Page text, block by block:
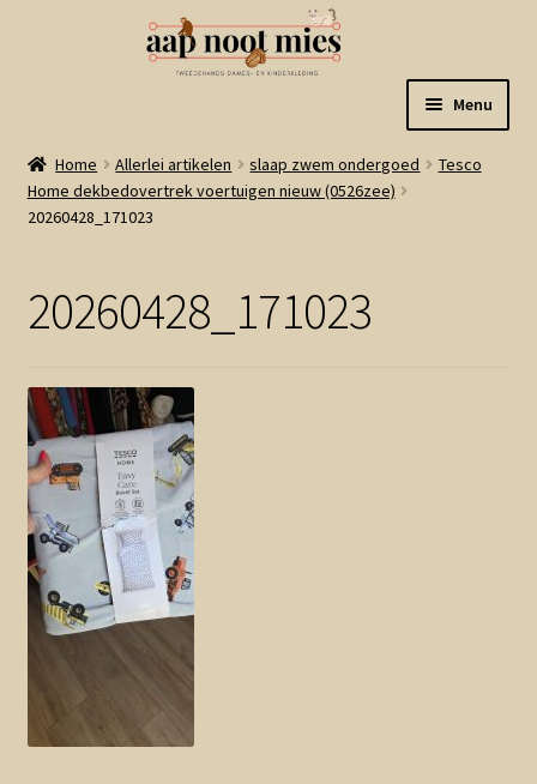
naar
navigatie
de
inhoud
Menu
Welkom
Gastenboek
Winkelmand
Linkjes
Contact en nieuwsbrief
Home Allerlei artikelen slaap zwem ondergoed
Tesco
Home dekbedovertrek voertuigen nieuw (0526zee)
20260428_171023
20260428_171023